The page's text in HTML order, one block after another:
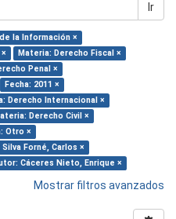
Ir
la Información ×
Materia: Derecho Fiscal ×
Penal ×
Fecha: 2011 ×
Derecho Internacional ×
Derecho Civil ×
Otro ×
Forné, Carlos ×
Cáceres Nieto, Enrique ×
Mostrar filtros avanzados